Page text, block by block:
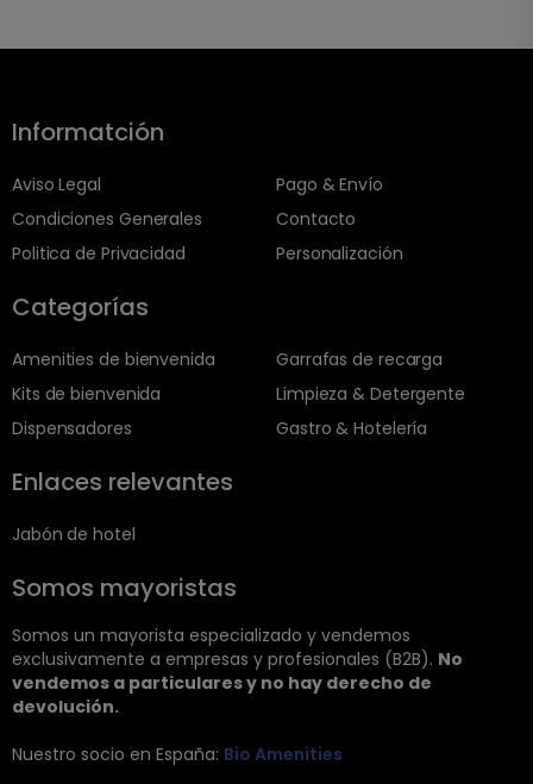
Informatción
Aviso Legal
Condiciones Generales
Politica de Privacidad
Pago & Envío
Contacto
Personalización
Categorías
Amenities de bienvenida
Kits de bienvenida
Dispensadores
Garrafas de recarga
Limpieza & Detergente
Gastro & Hotelería
Enlaces relevantes
Jabón de hotel
Somos mayoristas
Somos un mayorista especializado y vendemos
exclusivamente a empresas y profesionales (B2B). No
vendemos a particulares y no hay derecho de
devolución.
Nuestro socio en España: Bio Amenities